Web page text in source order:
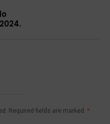
Required fields are marked *